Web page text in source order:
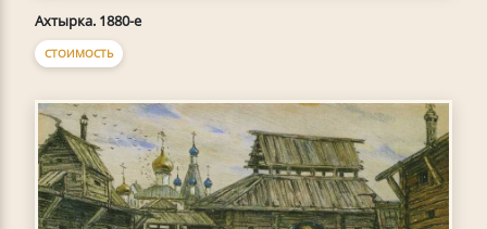
Ахтырка. 1880-е
СТОИМОСТЬ